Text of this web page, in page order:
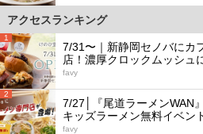
アクセスランキング
1
7/31〜｜新静岡セノバにカ
店！濃厚クロックムッシュ
favy
2
7/27│『尾道ラーメンWAN
キッズラーメン無料イベン
favy